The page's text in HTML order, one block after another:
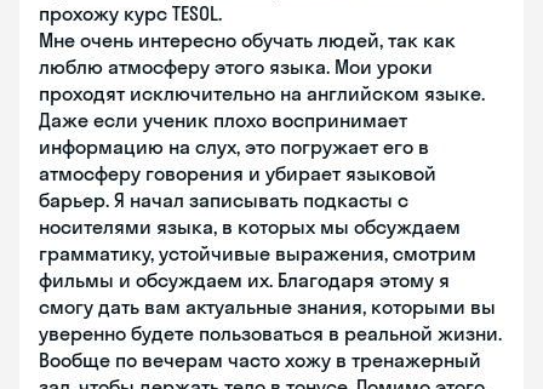
прохожу курс TESOL.
Мне очень интересно обучать людей, так как
люблю атмосферу этого языка. Мои уроки
проходят исключительно на английском языке.
Даже если ученик плохо воспринимает
информацию на слух, это погружает его в
атмосферу говорения и убирает языковой
барьер. Я начал записывать подкасты с
носителями языка, в которых мы обсуждаем
грамматику, устойчивые выражения, смотрим
фильмы и обсуждаем их. Благодаря этому я
смогу дать вам актуальные знания, которыми вы
уверенно будете пользоваться в реальной жизни.
Вообще по вечерам часто хожу в тренажерный